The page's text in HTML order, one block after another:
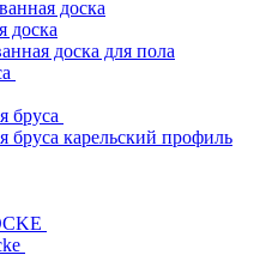
доска
доска
доска для пола
бруса
бруса карельский профиль